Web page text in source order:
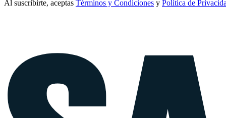
Al suscribirte, aceptas Términos y Condiciones y Política de